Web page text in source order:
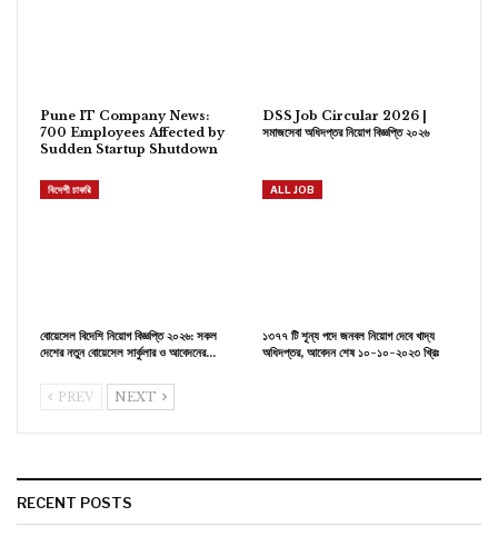
Pune IT Company News:
700 Employees Affected by
Sudden Startup Shutdown
DSS Job Circular 2026 |
সমাজসেবা অধিদপ্তর নিয়োগ বিজ্ঞপ্তি ২০২৬
বিদেশী চাকরি
বোয়েসেল বিদেশি নিয়োগ বিজ্ঞপ্তি ২০২৬: সকল
দেশের নতুন বোয়েসেল সার্কুলার ও আবেদনের…
ALL JOB
১৩৭৭ টি শূন্য পদে জনবল নিয়োগ দেবে খাদ্য
অধিদপ্তর, আবেদন শেষ ১০-১০-২০২৩ খ্রিঃ
PREV NEXT
RECENT POSTS